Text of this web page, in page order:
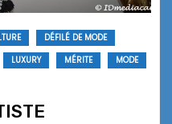
DÉFILÉ DE MODE
LUXURY MÉRITE
MODE